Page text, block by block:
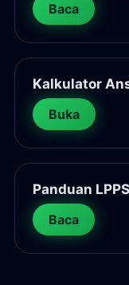
Baca
Kalkulator
Buka
Panduan
Baca